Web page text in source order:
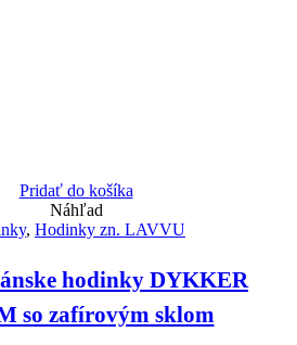
Pridať do košíka
Náhľad
, Hodinky zn. LAVVU
hodinky DYKKER
so zafírovým sklom